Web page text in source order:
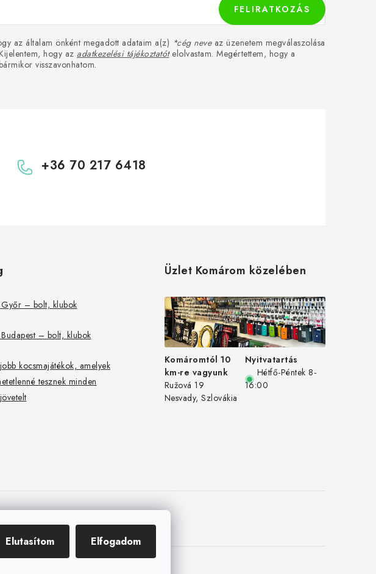
Elutasítom Elfogadom
az általam önként megadott adataim a(z) *cég neveaz üzenetem megválaszolása
hogy az adatkezelési tájékoztatótelolvastam. Megértettem, hogy a
visszavonhatom.
FELIRATKOZÁS
+36 70 217 6418
Győr – bolt, klubok
– bolt, klubok
kocsmajátékok, amelyek
tesznek minden
Üzlet Komárom közelében
Komáromtól 10
km-re vagyunk
Ružová 19
Nesvady, Szlovákia
Nyitvatartás
Hétfő-Péntek 8-
16:00